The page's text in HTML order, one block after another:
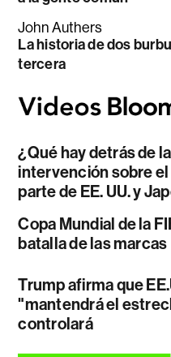
John Authers
La historia de dos
tercera
¿Qué hay detrás de
intervención sobre el
parte de EE. UU. y
Copa Mundial de la
batalla de las marcas
Trump afirma que
"mantendrá el
controlará